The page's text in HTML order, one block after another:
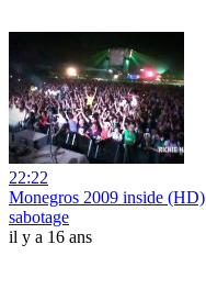
22:22
Monegros 2009 inside (HD)
sabotage
il y a 16 ans